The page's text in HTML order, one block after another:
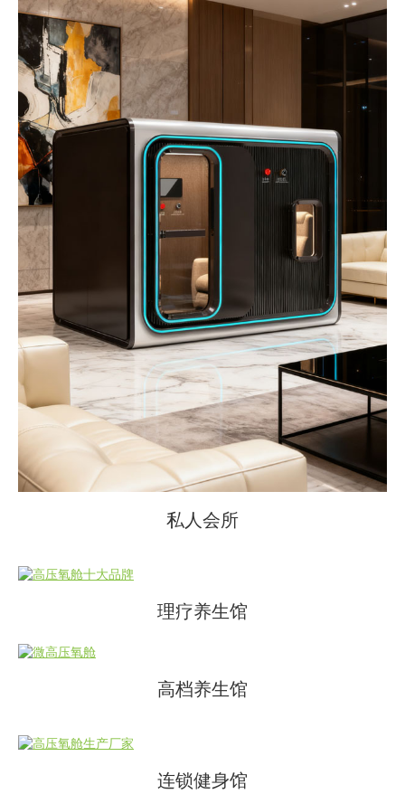
私人会所
理疗养生馆
高档养生馆
连锁健身馆